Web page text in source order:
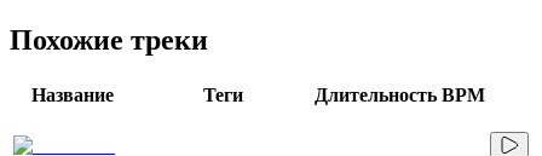
Похожие треки
Название Теги Длительность BPM